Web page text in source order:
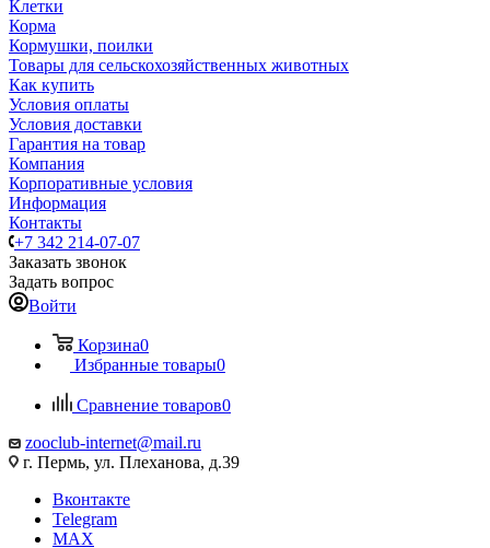
Клетки
Корма
Кормушки, поилки
Товары для сельскохозяйственных животных
Как купить
Условия оплаты
Условия доставки
Гарантия на товар
Компания
Корпоративные условия
Информация
Контакты
+7 342 214-07-07
Заказать звонок
Задать вопрос
Войти
Корзина0
Избранные товары0
Сравнение товаров0
zooclub-internet@mail.ru
г. Пермь, ул. Плеханова, д.39
Вконтакте
Telegram
MAX